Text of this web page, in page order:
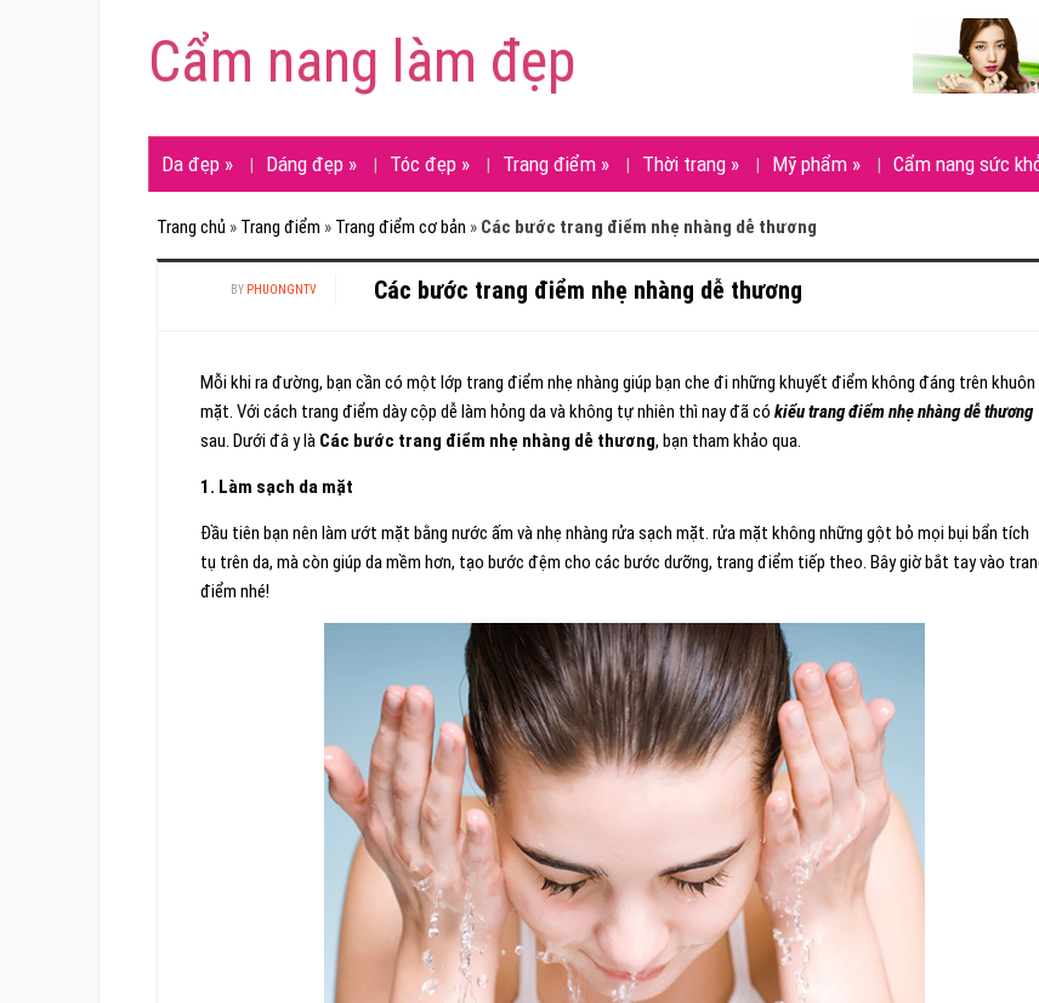
Cẩm nang làm đẹp
Da đẹp » Dáng đẹp » Tóc đẹp » Trang điểm » Thời trang » Mỹ phẩm » Cẩm nang sức
Trang chủ » Trang điểm » Trang điểm cơ bản » Các bước trang điểm nhẹ nhàng dễ thương
BY PHUONGNTV Các bước trang điểm nhẹ nhàng dễ thương
Mỗi khi ra đường, bạn cần có một lớp trang điểm nhẹ nhàng giúp bạn che đi những khuyết điểm không đáng trên khuôn
mặt. Với cách trang điểm dày cộp dễ làm hỏng da và không tự nhiên thì nay đã cókiểu trang điểm nhẹ nhàng dễ thương
sau. Dưới đâ y là Các bước trang điểm nhẹ nhàng dễ thương, bạn tham khảo qua.
1. Làm sạch da mặt
Đầu tiên bạn nên làm ướt mặt bằng nước ấm và nhẹ nhàng rửa sạch mặt. rửa mặt không những gột bỏ mọi bụi bẩn tích
tụ trên da, mà còn giúp da mềm hơn, tạo bước đệm cho các bước dưỡng, trang điểm tiếp theo. Bây giờ bắt tay vào
điểm nhé!